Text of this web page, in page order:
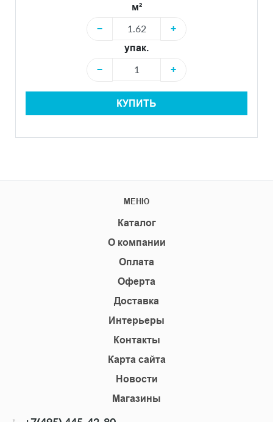
м²
−
+
упак.
−
+
КУПИТЬ
МЕНЮ
Каталог
О компании
Оплата
Оферта
Доставка
Интерьеры
Контакты
Карта сайта
Новости
Магазины